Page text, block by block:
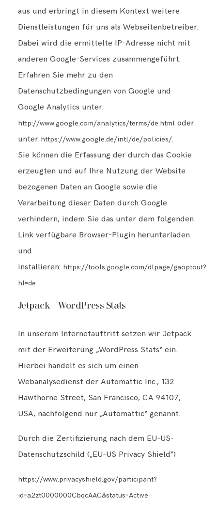
aus und erbringt in diesem Kontext weitere
Dienstleistungen für uns als Webseitenbetreiber.
Dabei wird die ermittelte IP-Adresse nicht mit
anderen Google-Services zusammengeführt.
Erfahren Sie mehr zu den
Datenschutzbedingungen von Google und
Google Analytics unter:
http://www.google.com/analytics/terms/de.html oder
unter https://www.google.de/intl/de/policies/.
Sie können die Erfassung der durch das Cookie
erzeugten und auf Ihre Nutzung der Website
bezogenen Daten an Google sowie die
Verarbeitung dieser Daten durch Google
verhindern, indem Sie das unter dem folgenden
Link verfügbare Browser-Plugin herunterladen
und
installieren: https://tools.google.com/dlpage/gaoptout?
hl=de
Jetpack – WordPress Stats
In unserem Internetauftritt setzen wir Jetpack
mit der Erweiterung „WordPress Stats“ ein.
Hierbei handelt es sich um einen
Webanalysedienst der Automattic Inc., 132
Hawthorne Street, San Francisco, CA 94107,
USA, nachfolgend nur „Automattic“ genannt.
Durch die Zertifizierung nach dem EU-US-
Datenschutzschild („EU-US Privacy Shield“)
https://www.privacyshield.gov/participant?
id=a2zt0000000CbqcAAC&status=Active